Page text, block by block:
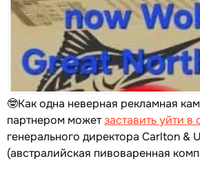
🤓Как одна неверная рекламная
партнером можетзаставить уйти в
генерального директора Carlton &
(австралийская пивоваренная